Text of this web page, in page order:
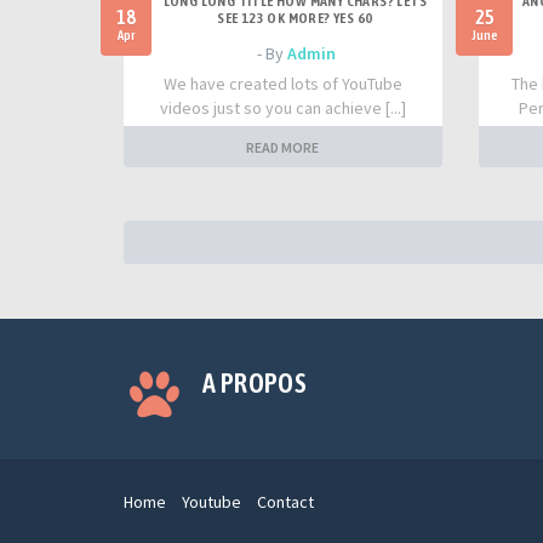
18
Apr
SEE 123 OK MORE? YES 60
- ByAdmin
We have created lots of YouTube
videos just so you can achieve [...]
READ MORE
25
June
A PROPOS
Home Youtube Contact